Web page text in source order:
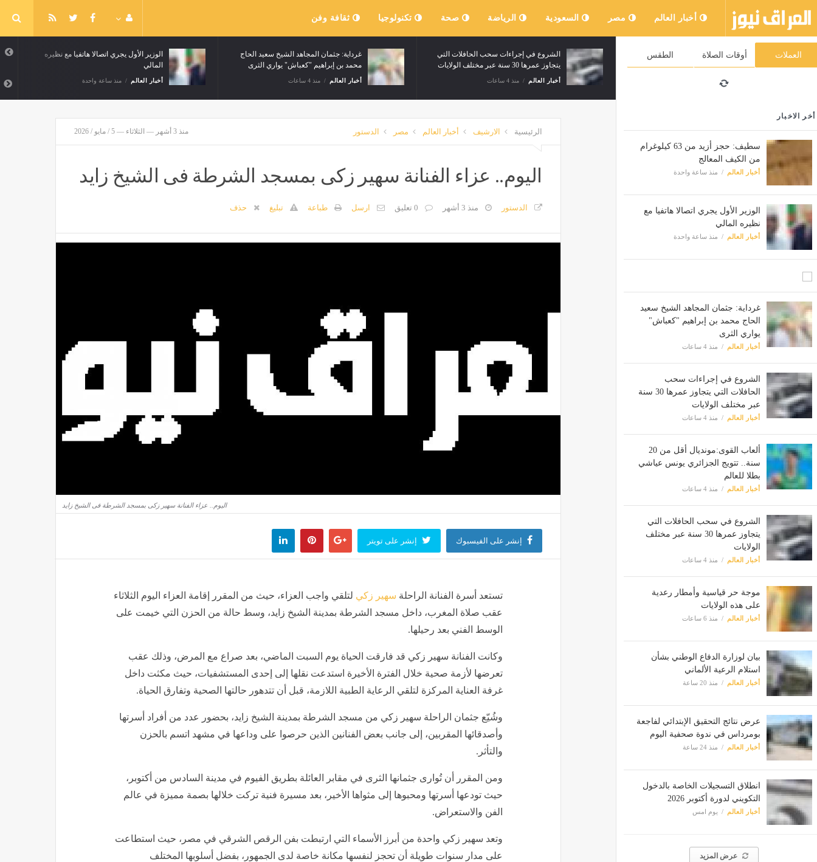
أخبار العالم مصر السعودية الرياضة صحة تكنولوجيا ثقافة وفن
العملات أوقات الصلاة الطقس
أخر الاخبار
سطيف: حجز أزيد من 63 كيلوغرام
من الكيف المعالج
أخبار العالم منذ ساعة واحدة
الوزير الأول يجري اتصالا هاتفيا مع
نظيره المالي
أخبار العالم منذ ساعة واحدة
غرداية: جثمان المجاهد الشيخ سعيد
الحاج محمد بن إبراهيم "كعباش"
يواري الثرى
أخبار العالم منذ 4 ساعات
الشروع في إجراءات سحب
الحافلات التي يتجاوز عمرها 30 سنة
عبر مختلف الولايات
أخبار العالم منذ 4 ساعات
ألعاب القوى:مونديال أقل من 20
سنة.. تتويج الجزائري يونس عياشي
بطلا للعالم
أخبار العالم منذ 4 ساعات
الشروع في سحب الحافلات التي
يتجاوز عمرها 30 سنة عبر مختلف
الولايات
أخبار العالم منذ 4 ساعات
موجة حر قياسية وأمطار رعدية
على هذه الولايات
أخبار العالم منذ 6 ساعات
بيان لوزارة الدفاع الوطني بشأن
استلام الرعية الألماني
أخبار العالم منذ 20 ساعة
عرض نتائج التحقيق الإبتدائي لفاجعة
بومرداس في ندوة صحفية اليوم
أخبار العالم منذ 24 ساعة
انطلاق التسجيلات الخاصة بالدخول
التكويني لدورة أكتوبر 2026
أخبار العالم يوم امس
عرض المزيد
الوزير الأول يجري اتصالا هاتفيا مع نظيره
المالي
أخبار العالم منذ ساعة واحدة
غرداية: جثمان المجاهد الشيخ سعيد الحاج
محمد بن إبراهيم "كعباش" يواري الثرى
أخبار العالم منذ 4 ساعات
الشروع في إجراءات سحب الحافلات التي
يتجاوز عمرها 30 سنة عبر مختلف الولايات
أخبار العالم منذ 4 ساعات
ألعاب القوى:مونديال أقل من 20 سنة.. تتويج
الجزائري يونس عياشي بطلا للعالم
أخبار العالم
الرئيسية الارشيف أخبار العالم مصر الدستور منذ 3 أشهر — الثلاثاء — 5 / مايو / 2026
اليوم.. عزاء الفنانة سهير زكى بمسجد الشرطة فى الشيخ زايد
الدستور منذ 3 أشهر 0 تعليق ارسل طباعة تبليغ حذف
اليوم.. عزاء الفنانة سهير زكى بمسجد الشرطة فى الشيخ زايد
إنشر على الفيسبوك إنشر على تويتر
تستعد أسرة الفنانة الراحلة سهير زكي لتلقي واجب العزاء، حيث من المقرر إقامة العزاء اليوم الثلاثاء
عقب صلاة المغرب، داخل مسجد الشرطة بمدينة الشيخ زايد، وسط حالة من الحزن التي خيمت على
الوسط الفني بعد رحيلها.
وكانت الفنانة سهير زكي قد فارقت الحياة يوم السبت الماضي، بعد صراع مع المرض، وذلك عقب
تعرضها لأزمة صحية خلال الفترة الأخيرة استدعت نقلها إلى إحدى المستشفيات، حيث مكثت داخل
غرفة العناية المركزة لتلقي الرعاية الطبية اللازمة، قبل أن تتدهور حالتها الصحية وتفارق الحياة.
وشُيّع جثمان الراحلة سهير زكي من مسجد الشرطة بمدينة الشيخ زايد، بحضور عدد من أفراد أسرتها
وأصدقائها المقربين، إلى جانب بعض الفنانين الذين حرصوا على وداعها في مشهد اتسم بالحزن
والتأثر.
ومن المقرر أن تُوارى جثمانها الثرى في مقابر العائلة بطريق الفيوم في مدينة السادس من أكتوبر،
حيث تودعها أسرتها ومحبوها إلى مثواها الأخير، بعد مسيرة فنية تركت خلالها بصمة مميزة في عالم
الفن والاستعراض.
وتعد سهير زكي واحدة من أبرز الأسماء التي ارتبطت بفن الرقص الشرقي في مصر، حيث استطاعت
على مدار سنوات طويلة أن تحجز لنفسها مكانة خاصة لدى الجمهور، بفضل أسلوبها المختلف